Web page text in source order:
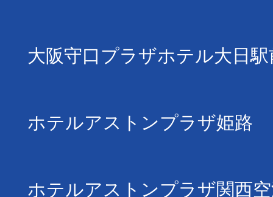
大阪守口プラザホテル大日駅
ホテルアストンプラザ姫路
ホテルアストンプラザ関西